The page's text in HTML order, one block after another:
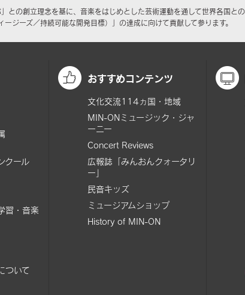
との創立理念を基に、音楽をはじめとした芸術運動を通して世界各国との
ジーズ／持続可能な開発目標）」の達成に向けて貢献して参ります。
クール
習・音楽
ついて
おすすめコンテンツ
文化交流114ヵ国・地域
MIN-ONミュージック・ジャ
ーニー
Concert Reviews
広報誌「みんおんクォータリ
ー」
民音キッズ
ミュージアムショップ
History of MIN-ON